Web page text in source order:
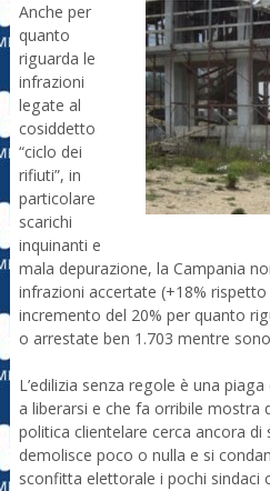
Anche per
quanto
riguarda le
infrazioni
legate al
cosiddetto
“ciclo dei
rifiuti”, in
particolare
scarichi
inquinanti e
mala depurazione, la Campania
infrazioni accertate (+18%
incremento del 20% per quanto
o arrestate ben 1.703 mentre
L’edilizia senza regole è una
a liberarsi e che fa orribile mostra
politica clientelare cerca ancora di
demolisce poco o nulla e si
sconfitta elettorale i pochi sindaci